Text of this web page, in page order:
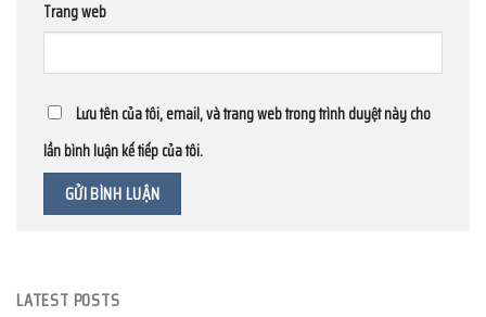
Trang web
Lưu tên của tôi, email, và trang web trong trình duyệt này cho
lần bình luận kế tiếp của tôi.
LATEST POSTS